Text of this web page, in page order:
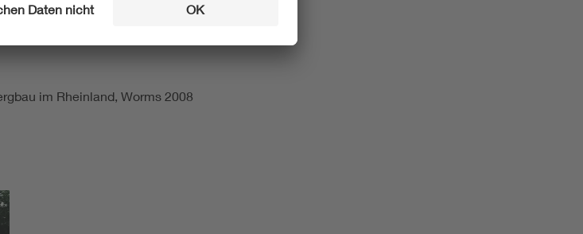
im Rheinland, Worms 2008